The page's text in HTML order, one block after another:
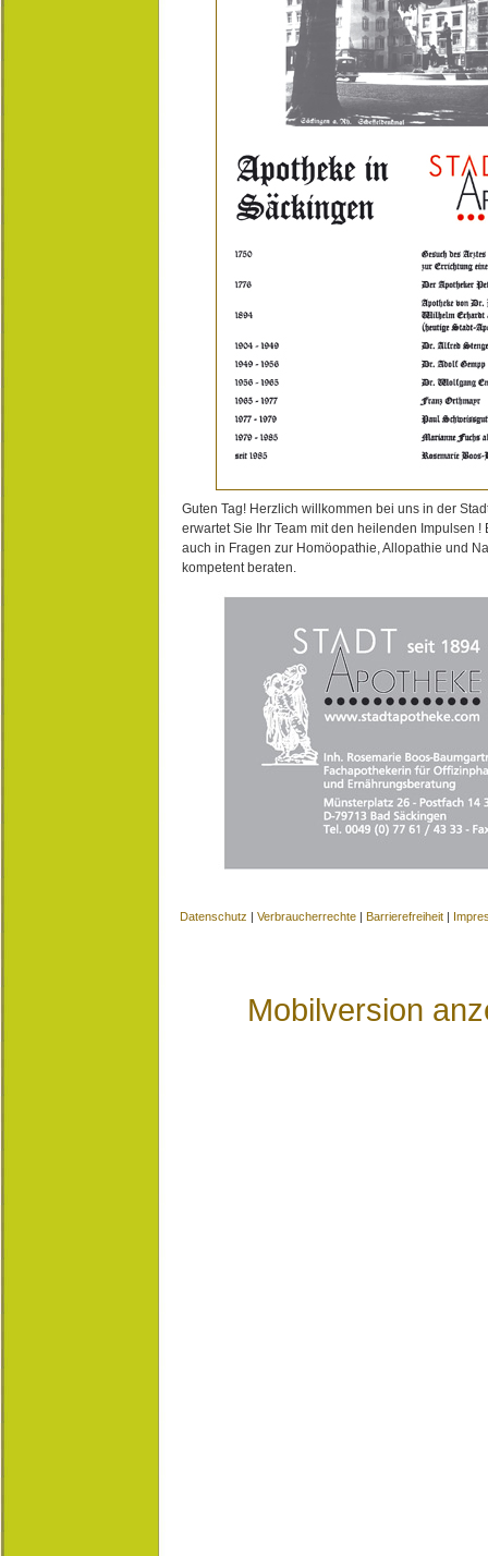
Guten Tag! Herzlich willkommen bei uns in der
erwartet Sie Ihr Team mit den heilenden Impulsen !
auch in Fragen zur Homöopathie, Allopathie und
kompetent beraten.
Datenschutz | Verbraucherrechte | Barrierefreiheit |
Mobilversion